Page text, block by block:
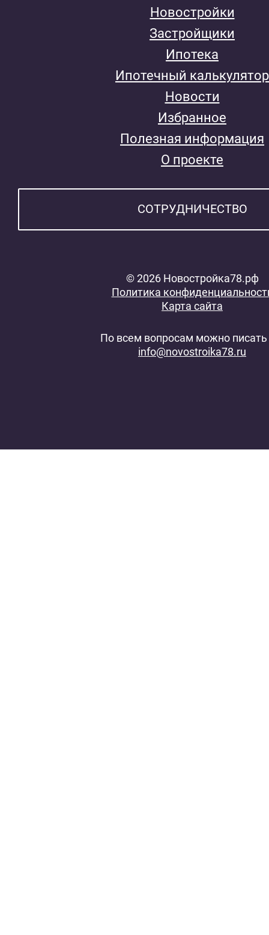
Новостройки
Застройщики
Ипотека
Ипотечный калькулятор
Новости
Избранное
Полезная информация
О проекте
СОТРУДНИЧЕСТВО
© 2026 Новостройка78.рф
Политика
Карта сайта
По всем вопросам можно писать
info@novostroika78.ru